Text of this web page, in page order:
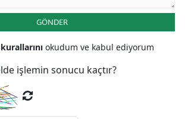
GÖNDER
okudum ve kabul ediyorum
işlemin sonucu kaçtır?